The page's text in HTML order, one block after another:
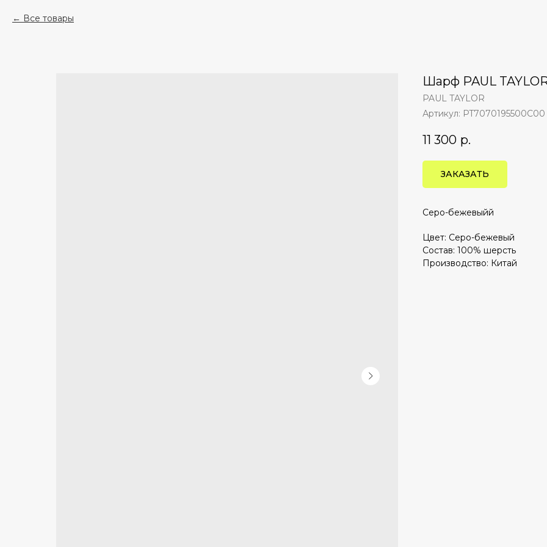
Все товары
Шарф PAUL
PAUL TAYLOR
Артикул: PT7070195500C00
11 300 р.
ЗАКАЗАТЬ
Серо-бежевыйй
Цвет: Серо-бежевый
Состав: 100% шерсть
Производство: Китай